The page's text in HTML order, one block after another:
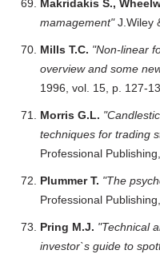
Makridakis S.,
mamagement"J.Wiley
Mills T.C. "Non-linear
overview and some
1996, vol. 15, p. 127-
Morris G.L.
techniques for trading
Professional
Plummer T. "The
Professional
Pring M.J. "Technical
investor`s guide to